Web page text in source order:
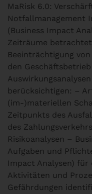
MaRisk 6.0:
Notfallmanagement
(Business Impact
Zeiträume
Beeinträchtigung
den
berücksichtigen: –
(im-)materiellen
Zeitpunkts des
des
Risikoanalysen –
Aufgaben und
Impact Analysen)
Aktivitäten und
Gefährdungen